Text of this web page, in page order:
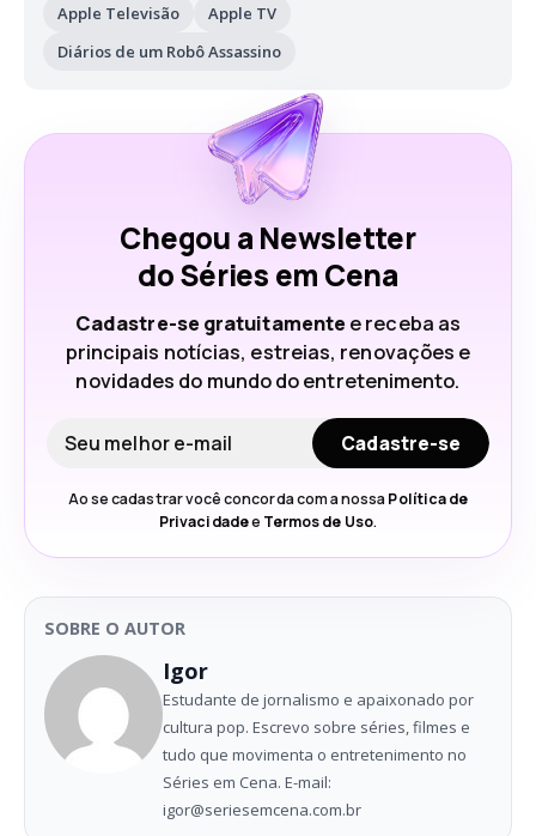
Apple Televisão
Apple TV
Diários de um Robô Assassino
Chegou a Newsletter
do Séries em Cena
Cadastre-se gratuitamente e receba as
principais notícias, estreias, renovações e
novidades do mundo do entretenimento.
Seu e-mail
Cadastre-se
Ao se cadastrar você concorda com a nossa Política de
Privacidadee Termos de Uso.
SOBRE O AUTOR
Igor
Estudante de jornalismo e apaixonado por
cultura pop. Escrevo sobre séries, filmes e
tudo que movimenta o entretenimento no
Séries em Cena. E-mail:
igor@seriesemcena.com.br